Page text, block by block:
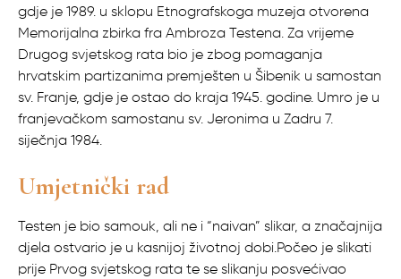
gdje je 1989. u sklopu Etnografskoga muzeja otvorena
Memorijalna zbirka fra Ambroza Testena. Za vrijeme
Drugog svjetskog rata bio je zbog pomaganja
hrvatskim partizanima premješten u Šibenik u samostan
sv. Franje, gdje je ostao do kraja 1945. godine. Umro je u
franjevačkom samostanu sv. Jeronima u Zadru 7.
siječnja 1984.
Umjetnički rad
Testen je bio samouk, ali ne i “naivan” slikar, a značajnija
djela ostvario je u kasnijoj životnoj dobi.Počeo je slikati
prije Prvog svjetskog rata te se slikanju posvećivao